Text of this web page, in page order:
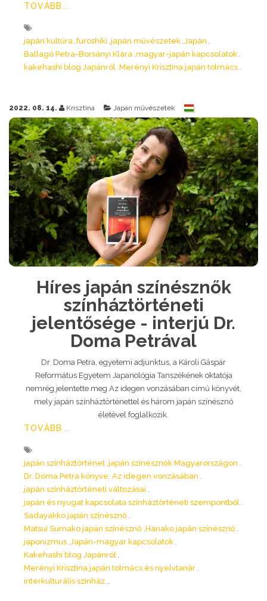
TOVÁBB...
japán kultúra furoshiki japán művészetek Japán
Ballagó Petra-Borsányi Klára magyar-japán kapcsolatok
kakehashi blog Japánról Merényi Krisztina japán tolmács
2022. 08. 14. Krisztina Japán művészetek
Híres japán színésznők
színháztörténeti
jelentősége - interjú Dr.
Doma Petrával
Dr. Doma Petra, egyetemi adjunktus, a Károli Gáspár
Református Egyetem Japanológia Tanszékének oktatója
nemrég jelentette meg Az idegen vonzásában című könyvét,
mely japán színháztörténettel és három japán színésznő
életével foglalkozik.
TOVÁBB...
japán színháztörténet japán színésznők Magyarországon
Dr. Doma Petra könyve: Az idegen vonzásában
japán színháztörténeti változásai
japán és nyugat kapcsolata színháztörténeti szempontból
Sadayakko japán színésznő
Matsui Sumako japán színésznő Hanako japán színésznő
japonizmus Japán-magyar kapcsolatok
Kakehashi blog Japánról
Merényi Krisztina japán tolmács és nyelvtanár
interkulturális színház